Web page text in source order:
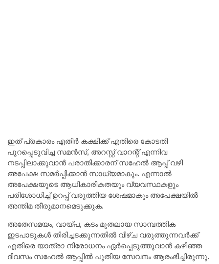
ഇത് പ്രകാരം എതിർ കക്ഷിക്ക് എതിരെ കോടതി
പുറപ്പെടുവിച്ച സമൻസ്, അറസ്റ്റ് വാറന്റ് എന്നിവ
നടപ്പിലാക്കുവാൻ പരാതിക്കാരന് സഹേൽ ആപ്പ് വഴി
അപേക്ഷ സമർപ്പിക്കാൻ സാധ്യമാകും. എന്നാൽ
അപേക്ഷയുടെ ആധികാരികതയും വ്യവസ്ഥകളും
പരിശോധിച്ച് ഉറപ്പ് വരുത്തിയ ശേഷമാകും അപേക്ഷയിൽ
അന്തിമ തീരുമാനമെടുക്കുക.
അതേസമയം, വായ്പ, കടം മുതലായ സാമ്പത്തിക
ഇടപാടുകൾ തിരിച്ചടക്കുന്നതിൽ വീഴ്ച വരുത്തുന്നവർക്ക്
എതിരെ യാത്രാ നിരോധനം ഏർപ്പെടുത്തുവാൻ കഴിഞ്ഞ
ദിവസം സഹേൽ ആപ്പിൽ പുതിയ സേവനം ആരംഭിച്ചിരുന്നു.